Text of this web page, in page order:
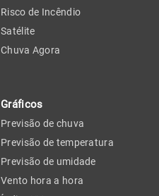
Risco de Incêndio
Satélite
Chuva Agora
Gráficos
Previsão de chuva
Previsão de temperatura
Previsão de umidade
Vento hora a hora